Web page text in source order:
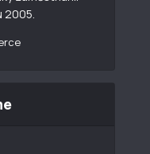
2005.